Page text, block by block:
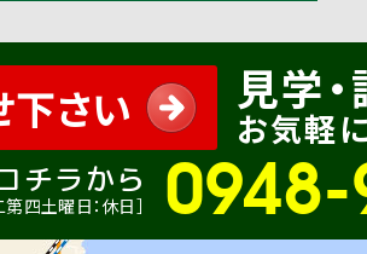
下さい 見学
お気軽
チラから
四土曜日：休日］